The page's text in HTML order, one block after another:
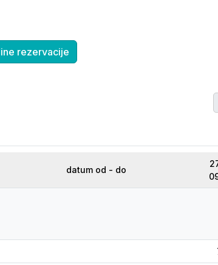
datum od - do
rezervacije